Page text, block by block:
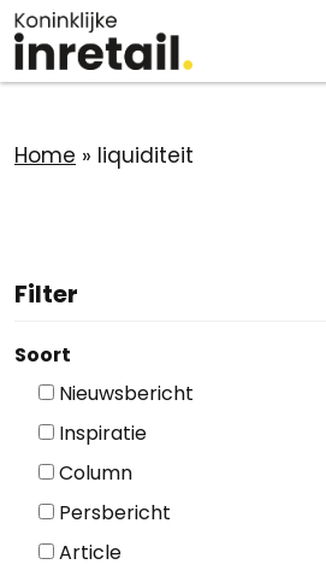
Home » liquiditeit
Filter
Soort
Nieuwsbericht
Inspiratie
Column
Persbericht
Article